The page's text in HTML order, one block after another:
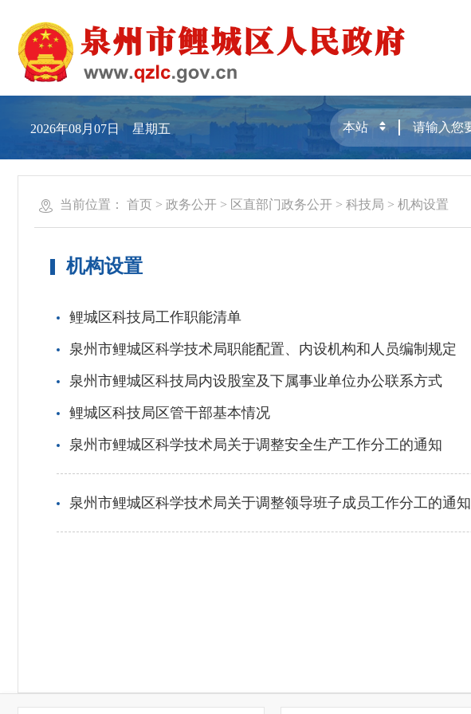
2026年08月07日 星期五
当前位置： 首页 > 政务公开 > 区直部门政务公开 > 科技局 > 机构设置
机构设置
鲤城区科技局工作职能清单
泉州市鲤城区科学技术局职能配置、内设机构和人员编制规定
泉州市鲤城区科技局内设股室及下属事业单位办公联系方式
鲤城区科技局区管干部基本情况
泉州市鲤城区科学技术局关于调整安全生产工作分工的通知
泉州市鲤城区科学技术局关于调整领导班子成员工作分工的通知